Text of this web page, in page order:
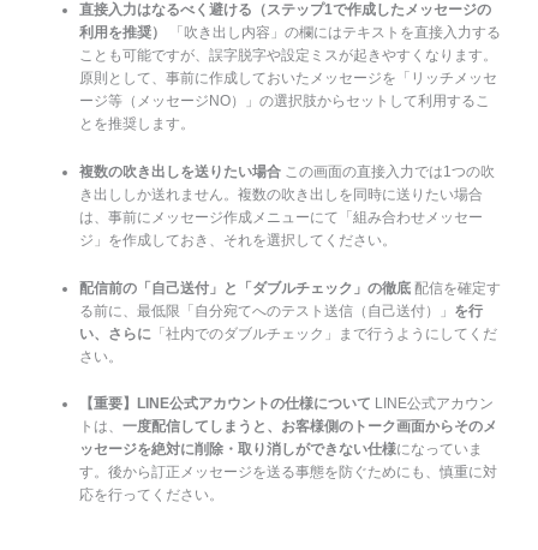
直接入力はなるべく避ける（ステップ1で作成したメッセージの
利用を推奨）
「吹き出し内容」の欄にはテキストを直接入力する
ことも可能ですが、誤字脱字や設定ミスが起きやすくなります。
原則として、事前に作成しておいたメッセージを「リッチメッセ
ージ等（メッセージNO）」の選択肢からセットして利用するこ
とを推奨します。
複数の吹き出しを送りたい場合この画面の直接入力では1つの吹
き出ししか送れません。複数の吹き出しを同時に送りたい場合
は、事前にメッセージ作成メニューにて「組み合わせメッセー
ジ」を作成しておき、それを選択してください。
配信前の「自己送付」と「ダブルチェック」の徹底配信を確定す
る前に、最低限「自分宛てへのテスト送信（自己送付）」 を行
い、さらに 「社内でのダブルチェック」まで行うようにしてくだ
さい。
【重要】LINE公式アカウントの仕様について LINE公式アカウン
トは、 一度配信してしまうと、お客様側のトーク画面からそのメ
ッセージを絶対に削除・取り消しができない仕様になっていま
す。後から訂正メッセージを送る事態を防ぐためにも、慎重に対
応を行ってください。